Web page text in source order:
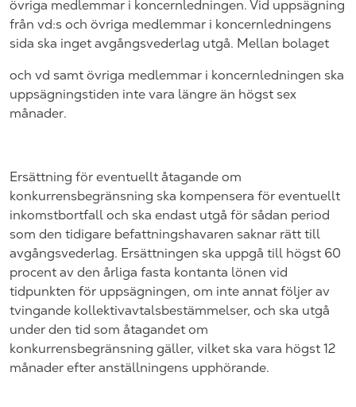
övriga medlemmar i koncernledningen. Vid uppsägning
från vd:s och övriga medlemmar i koncernledningens
sida ska inget avgångsvederlag utgå. Mellan bolaget
och vd samt övriga medlemmar i koncernledningen ska
uppsägningstiden inte vara längre än högst sex
månader.
Ersättning för eventuellt åtagande om
konkurrensbegränsning ska kompensera för eventuellt
inkomstbortfall och ska endast utgå för sådan period
som den tidigare befattningshavaren saknar rätt till
avgångsvederlag. Ersättningen ska uppgå till högst 60
procent av den årliga fasta kontanta lönen vid
tidpunkten för uppsägningen, om inte annat följer av
tvingande kollektivavtalsbestämmelser, och ska utgå
under den tid som åtagandet om
konkurrensbegränsning gäller, vilket ska vara högst 12
månader efter anställningens upphörande.